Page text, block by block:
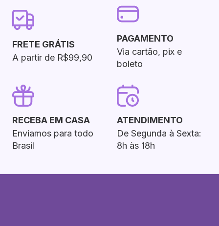
FRETE GRÁTIS
A partir de R$99,90
PAGAMENTO
Via cartão, pix e
boleto
RECEBA EM CASA
Enviamos para todo
Brasil
ATENDIMENTO
De Segunda à Sexta:
8h às 18h